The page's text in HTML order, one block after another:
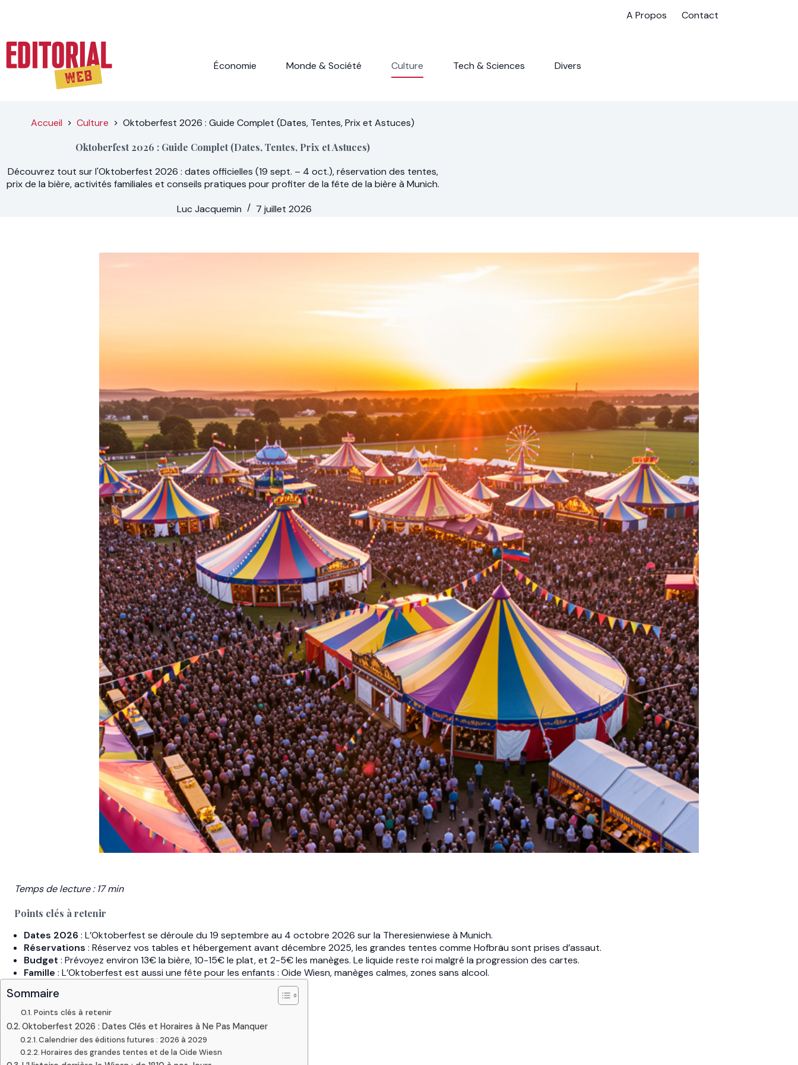
A Propos Contact
Économie Monde & Société Culture Tech & Sciences Divers
Accueil Culture
Oktoberfest 2026 : Guide Complet (Dates, Tentes, Prix et Astuces)
Oktoberfest 2026 : Guide Complet (Dates, Tentes, Prix et Astuces)
Découvrez tout sur l'Oktoberfest 2026 : dates officielles (19 sept. – 4 oct.), réservation des tentes,
prix de la bière, activités familiales et conseils pratiques pour profiter de la fête de la bière à Munich.
Luc Jacquemin
7 juillet 2026
Temps de lecture : 17 min
Points clés à retenir
Dates 2026 : L’Oktoberfest se déroule du 19 septembre au 4 octobre 2026 sur la Theresienwiese à Munich.
Réservations : Réservez vos tables et hébergement avant décembre 2025, les grandes tentes comme Hofbräu sont prises d’assaut.
Budget : Prévoyez environ 13€ la bière, 10-15€ le plat, et 2-5€ les manèges. Le liquide reste roi malgré la progression des cartes.
Famille : L’Oktoberfest est aussi une fête pour les enfants : Oide Wiesn, manèges calmes, zones sans alcool.
Sommaire
Points clés à retenir
Oktoberfest 2026 : Dates Clés et Horaires à Ne Pas Manquer
Calendrier des éditions futures : 2026 à 2029
Horaires des grandes tentes et de la Oide Wiesn